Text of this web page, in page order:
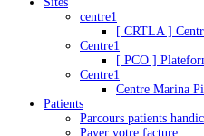
centre1
[ CRTLA ]
Centre1
[ PCO ]
Centre1
Centre Marina
Patients
Parcours patients
Payer votre facture